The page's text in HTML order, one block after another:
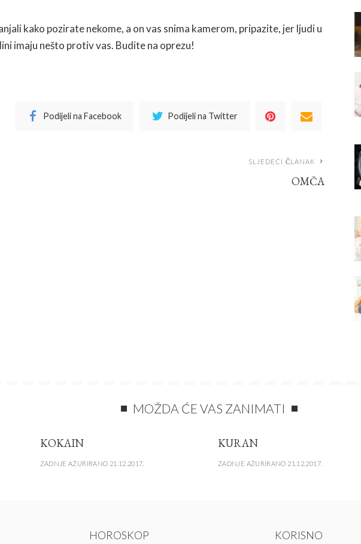
kako pozirate nekome, a on vas snima kamerom, pripazite, jer ljudi u
imaju nešto protiv vas. Budite na oprezu!
Podijeli na Facebook Podijeli na Twitter
SLJEDEĆI ČLANAK
OMČA
MOŽDA ĆE VAS ZANIMATI
KOKAIN
ZADNJE AŽURIRANO 21.12.2017.
KURAN
ZADNJE AŽURIRANO 21.12.2017.
HOROSKOP KORISNO